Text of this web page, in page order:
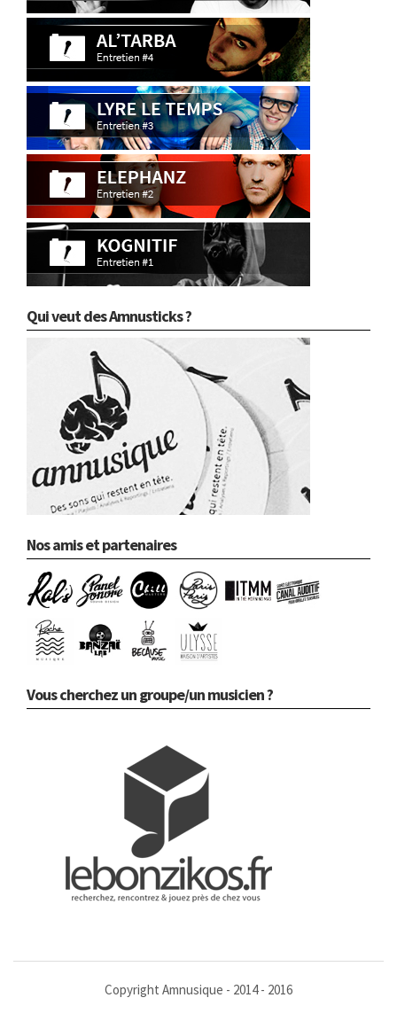
Qui veut des Amnusticks ?
Nos amis et partenaires
Vous cherchez un groupe/un musicien ?
Copyright Amnusique - 2014 - 2016